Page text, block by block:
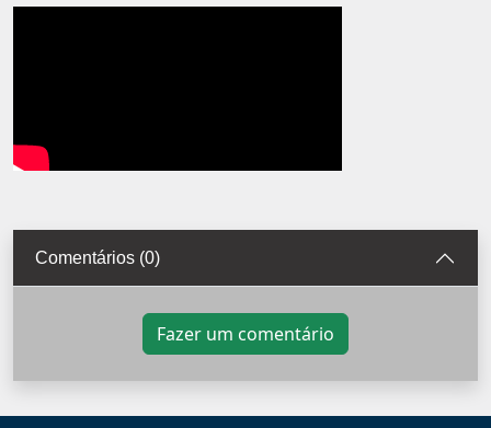
Comentários (0)
Fazer um comentário